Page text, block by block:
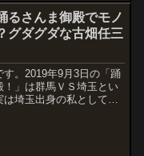
るさんま御殿でモノ
グダグダな古畑任三
す。2019年9月3日の「踊
！」は群馬ＶＳ埼玉とい
埼玉出身の私としては